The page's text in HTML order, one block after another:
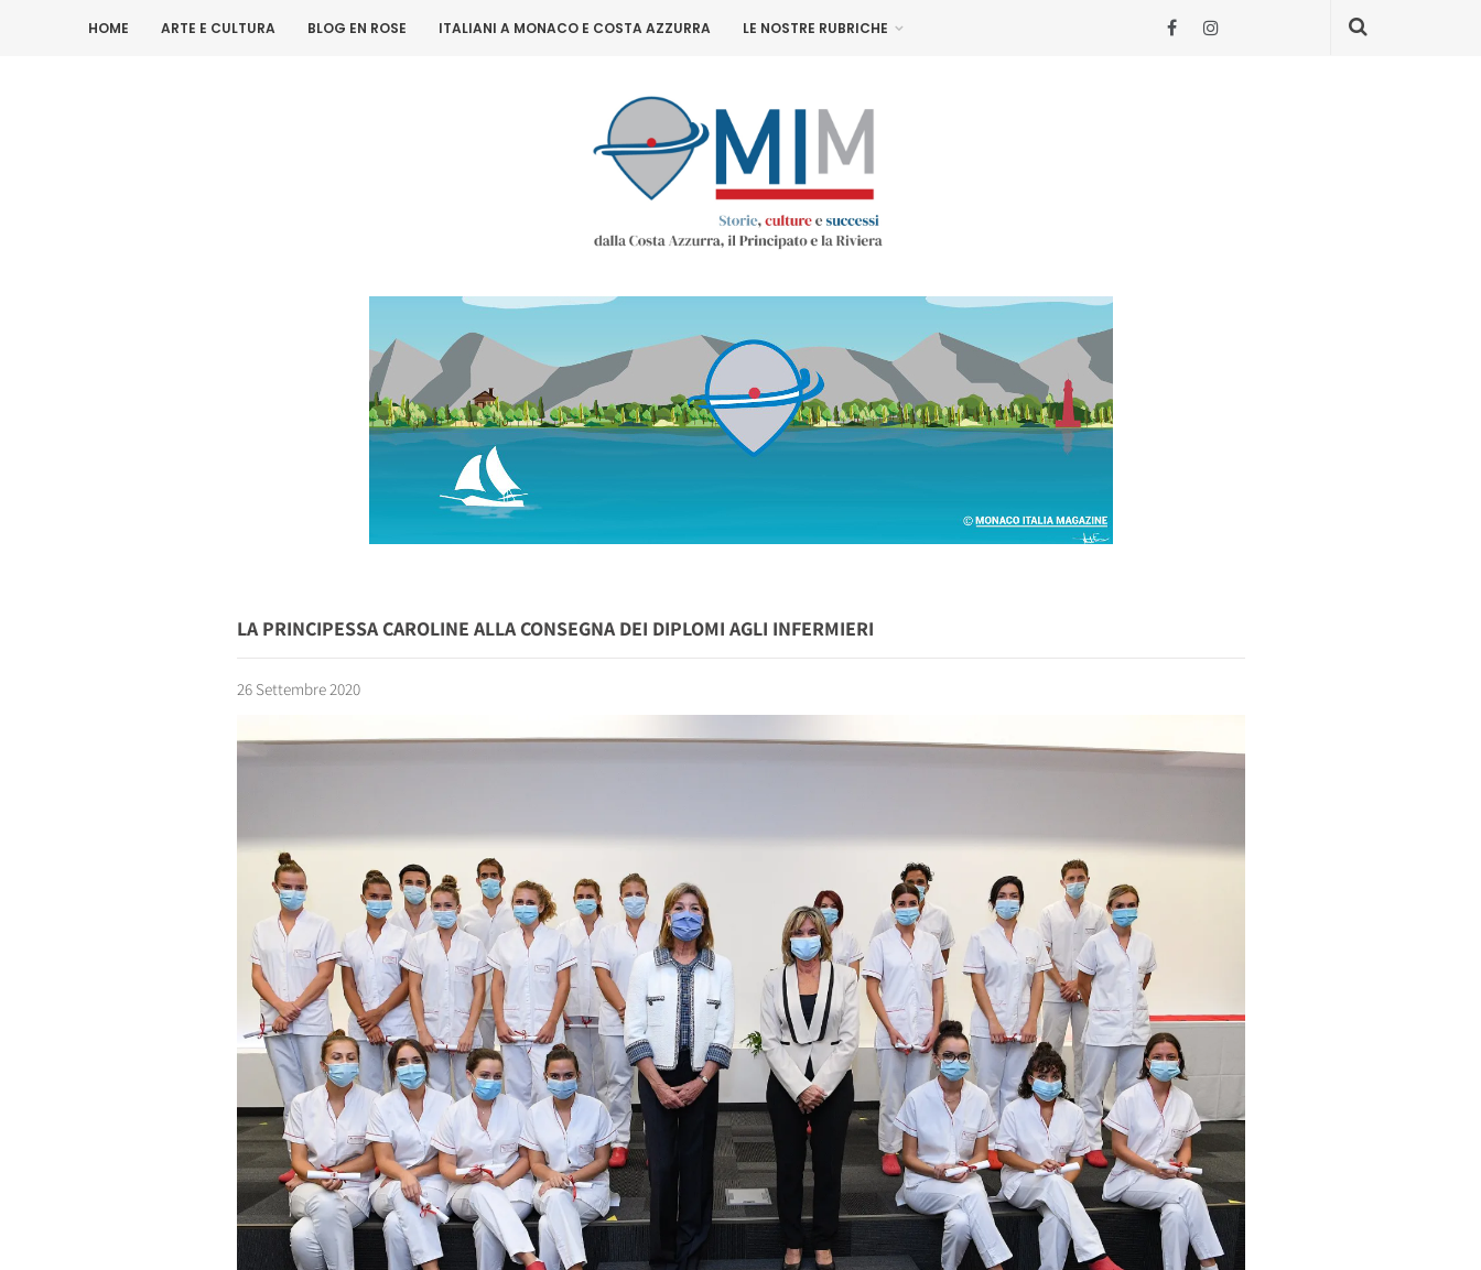
HOME ARTE E CULTURA BLOG EN ROSE ITALIANI A MONACO E COSTA AZZURRA LE NOSTRE RUBRICHE
LA PRINCIPESSA CAROLINE ALLA CONSEGNA DEI DIPLOMI AGLI INFERMIERI
26 Settembre 2020